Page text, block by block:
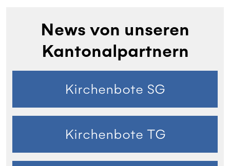
News von unseren
Kantonalpartnern
Kirchenbote SG
Kirchenbote TG